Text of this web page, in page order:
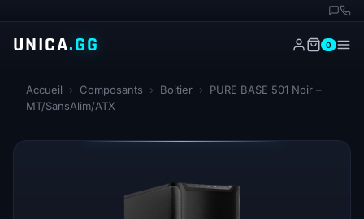
UNICA.GG 0
Accueil › Composants › Boitier ›
PURE BASE 501 Noir –
MT/SansAlim/ATX